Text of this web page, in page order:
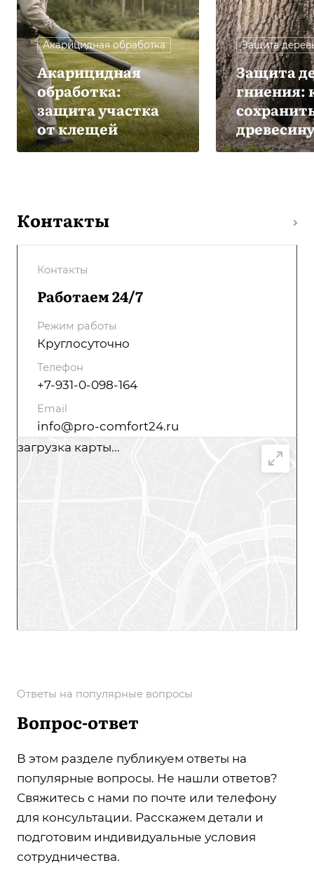
Акарицидная обработка
Акарицидная
обработка:
защита участка
от клещей
Защита
Защита
гниения:
древесину
Контакты
Контакты
Работаем 24/7
Режим работы
Круглосуточно
Телефон
+7-931-0-098-164
Email
info@pro-comfort24.ru
загрузка карты...
Ответы на популярные вопросы
Вопрос-ответ
В этом разделе публикуем ответы на
популярные вопросы. Не нашли ответов?
Свяжитесь с нами по почте или телефону
для консультации. Расскажем детали и
подготовим индивидуальные условия
сотрудничества.